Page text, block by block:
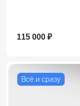
115 000 ₽
Всё и сразу